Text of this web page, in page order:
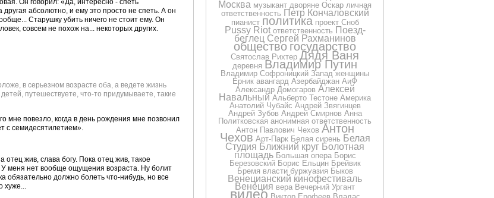
абсолютно, и ему это просто не спеть. А он
Старушку убить ничего не стоит ему. Он
совсем не похож на... некоторых других.
в серьезном возрасте оба, а ведете жизнь
путешествуете, что-то придумываете, такие
мне повезло, когда в день рождения мне позвонил
с семидесятилетием».
отец жив, слава богу. Пока отец жив, такое
меня нет вообще ощущения возраста. Ну болит
обязательно должно болеть что-нибудь, но все
Москва музыкант дворяне Оскар личная
ответственность Петр Кончаловский
пианист политика проект Сноб
Pussy Riot ответственность Поезд-
беглец Сергей Рахманинов
общество государство
Святослав Рихтер Дядя Ваня
деревня Владимир Путин
Владимир Софроницкий Запад женщины
Ёрник авангард Азербайджан АиФ
Александр Домогаров Алексей
Навальный Альберто Тестоне Америка
Анатолий Чубайс Андрей Звягинцев
Андрей Зубов Андрей Смирнов Анна
Политковская анонимная ответственность
Антон Павлович Чехов Антон
Чехов Арт-Парк Белая сирень Белая
Студия Ближний круг Болотная
площадь Большая опера Борис
Березовский Борис Ельцин Брейвик
Бремя власти буржуазия Быков
Венецианский кинофестиваль
Венеция вера Вечерний Ургант
видео